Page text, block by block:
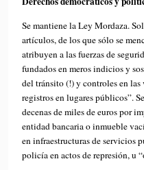
Se mantiene la Ley Mordaza.
artículos, de los que sólo se
atribuyen a las fuerzas de
fundados en meros indicios y
del tránsito (!) y controles en
registros en lugares públicos”.
decenas de miles de euros por
entidad bancaria o inmueble
en infraestructuras de servicios
policía en actos de represión, u